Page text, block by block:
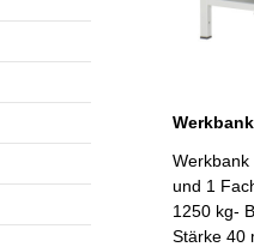
(Schloss
komplett
Werkbank
und 1
1250 kg-
Stärke 40